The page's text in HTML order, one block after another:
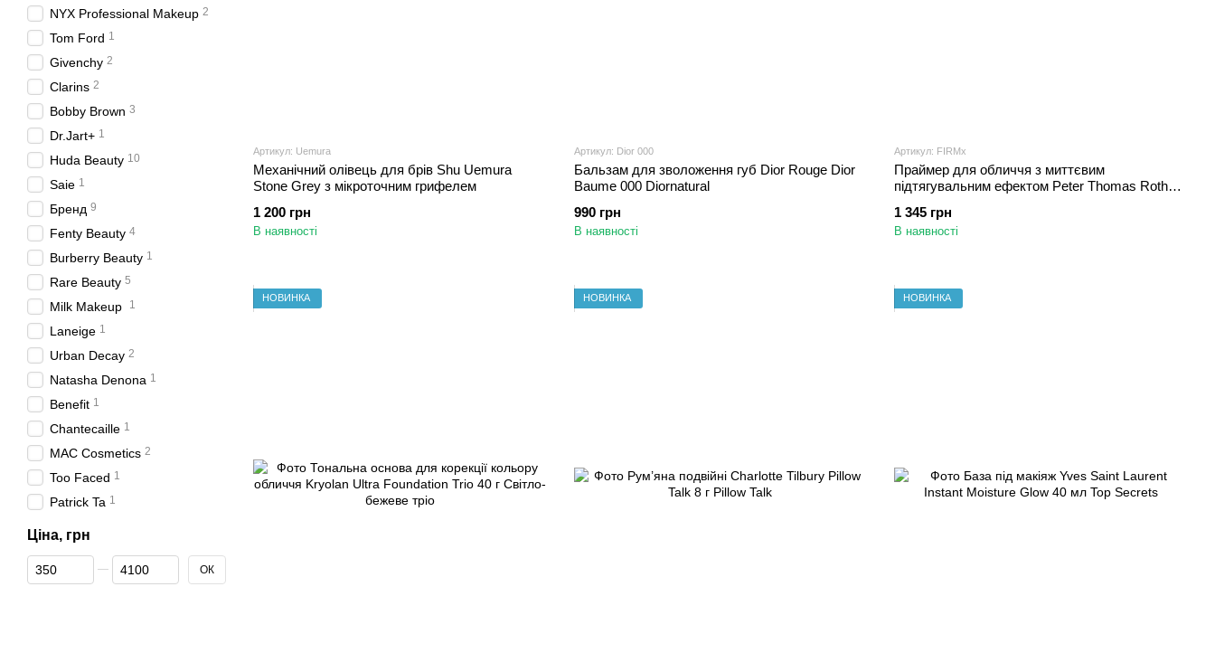
Артикул: Uemura
Механічний олівець для брів Shu Uemura
Stone Grey з мікроточним грифелем
1 200 грн
В наявності
Артикул: Dior 000
Бальзам для зволоження губ Dior Rouge Dior
Baume 000 Diornatural
990 грн
В наявності
Артикул: FIRMx
Праймер для обличчя з миттєвим
підтягувальним ефектом Peter Thomas Roth
1 345 грн
В наявності
НОВИНКА НОВИНКА НОВИНКА
NYX Professional Makeup 2
Tom Ford 1
Givenchy 2
Clarins 2
Bobby Brown 3
Dr.Jart+ 1
Huda Beauty 10
Saie 1
Бренд 9
Fenty Beauty 4
Burberry Beauty 1
Rare Beauty 5
Milk Makeup 1
Laneige 1
Urban Decay 2
Natasha Denona 1
Benefit 1
Chantecaille 1
MAC Cosmetics 2
Too Faced 1
Patrick Ta 1
Ціна, грн
Від Ціна, грн
До Ціна, грн ОК